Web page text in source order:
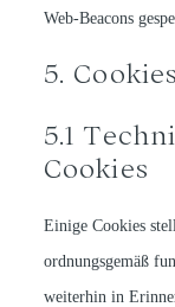
Web-Beacons
5. Cookies
5.1
Cookies
Einige Cookies
ordnungsgemäß
weiterhin in